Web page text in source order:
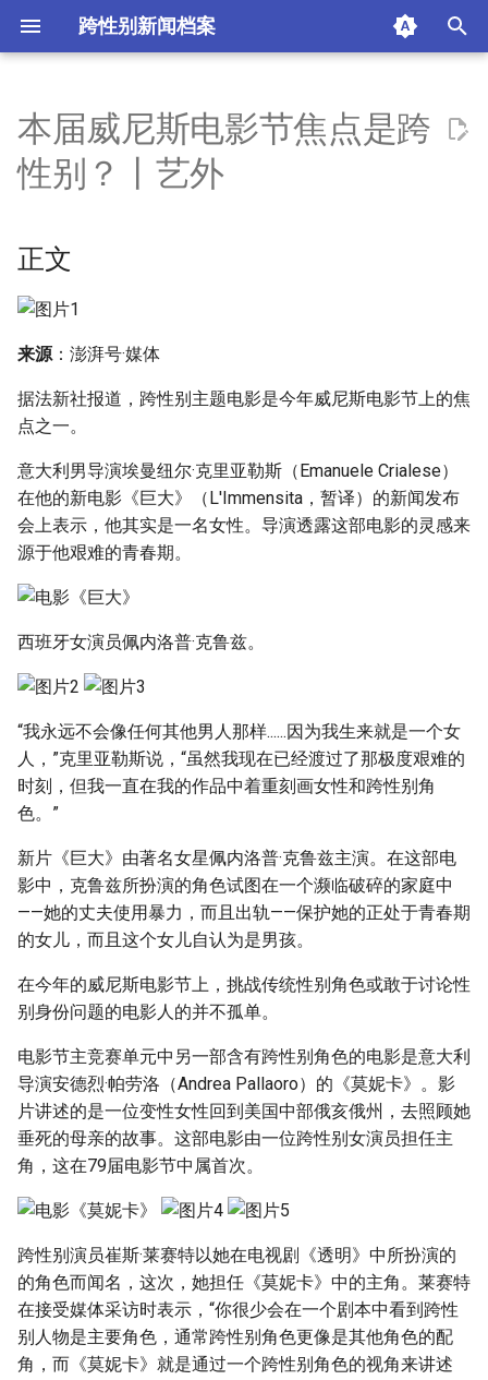
跨性别新闻档案
a
l
i
i
n
g
s
e
h
正文
附加信息 [Processed Page
本届威尼斯电影节焦点是跨
性别？丨艺外
正文
来源：澎湃号·媒体
据法新社报道，跨性别主题电影是今年威尼斯电影节上的焦
点之一。
意大利男导演埃曼纽尔·克里亚勒斯（Emanuele Crialese）
在他的新电影《巨大》（L'Immensita，暂译）的新闻发布
会上表示，他其实是一名女性。导演透露这部电影的灵感来
源于他艰难的青春期。
西班牙女演员佩内洛普·克鲁兹。
“我永远不会像任何其他男人那样......因为我生来就是一个女
人，”克里亚勒斯说，“虽然我现在已经渡过了那极度艰难的
时刻，但我一直在我的作品中着重刻画女性和跨性别角
色。”
新片《巨大》由著名女星佩内洛普·克鲁兹主演。在这部电
影中，克鲁兹所扮演的角色试图在一个濒临破碎的家庭中
——她的丈夫使用暴力，而且出轨——保护她的正处于青春期
的女儿，而且这个女儿自认为是男孩。
在今年的威尼斯电影节上，挑战传统性别角色或敢于讨论性
别身份问题的电影人的并不孤单。
电影节主竞赛单元中另一部含有跨性别角色的电影是意大利
导演安德烈·帕劳洛（Andrea Pallaoro）的《莫妮卡》。影
片讲述的是一位变性女性回到美国中部俄亥俄州，去照顾她
垂死的母亲的故事。这部电影由一位跨性别女演员担任主
角，这在79届电影节中属首次。
跨性别演员崔斯·莱赛特以她在电视剧《透明》中所扮演的
的角色而闻名，这次，她担任《莫妮卡》中的主角。莱赛特
在接受媒体采访时表示，“你很少会在一个剧本中看到跨性
别人物是主要角色，通常跨性别角色更像是其他角色的配
角，而《莫妮卡》就是通过一个跨性别角色的视角来讲述